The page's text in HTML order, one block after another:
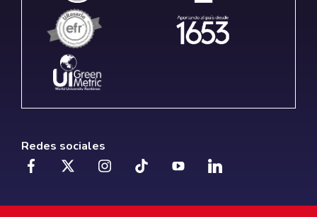
Redes sociales